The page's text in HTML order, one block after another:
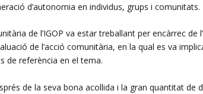
d’autonomia en individus, grups i comunitats.
de l’IGOP va estar treballant per encàrrec de
de l’acció comunitària, en la qual es va
de referència en el tema.
de la seva bona acollida i la gran quantitat de